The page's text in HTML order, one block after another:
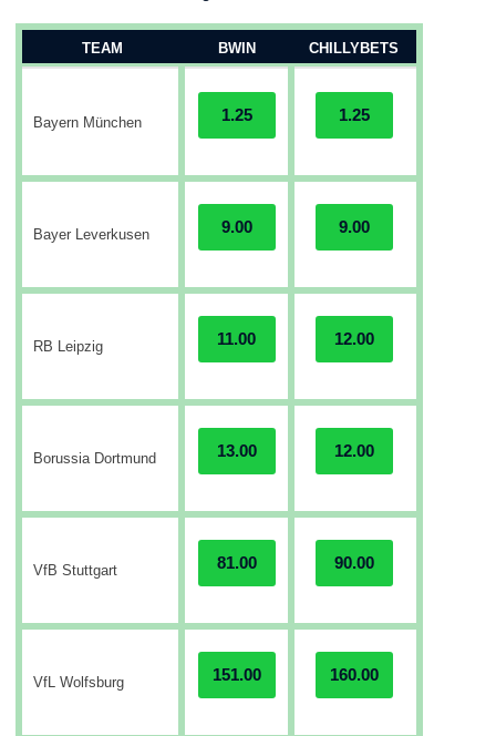
TEAM BWIN CHILLYBETS
Bayern München 1.25 1.25
Bayer Leverkusen 9.00 9.00
RB Leipzig 11.00 12.00
Borussia Dortmund 13.00 12.00
VfB Stuttgart 81.00 90.00
VfL Wolfsburg 151.00 160.00